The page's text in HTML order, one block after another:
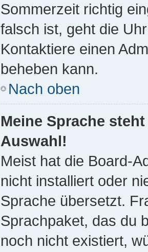
Sommerzeit richtig
falsch ist, geht die
Kontaktiere einen
beheben kann.
Nach oben
Meine Sprache
Auswahl!
Meist hat die Board-
nicht installiert oder
Sprache übersetzt.
Sprachpaket, das du
noch nicht existiert,